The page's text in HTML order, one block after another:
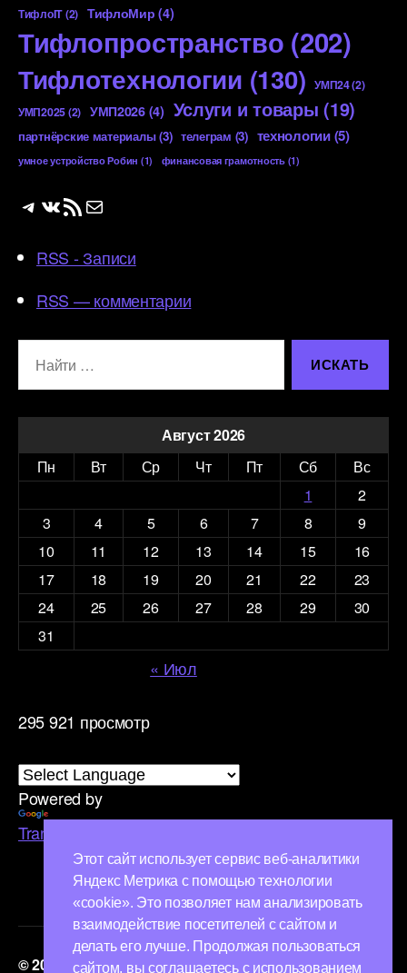
ТифлоIT(2) ТифлоМир (4)
Тифлопространство (202)
Тифлотехнологии (130) УМП24(2)
УМП2025(2) УМП2026(4) Услуги и товары (19)
партнёрские материалы(3) телеграм (3) технологии(5)
умное устройство Робин (1) финансовая грамотность(1)
Telegram
ВКонтакте
RSS-лентаПочта
RSS - Записи
RSS — комментарии
Август 2026
Пн
Вт Ср Чт Пт Сб
Вс
1
2
3
4 5 6 7 8
9
10
11 12 13 14 15
16
17
18 19 20 21 22
23
24
25 26 27 28 29
30
31
« Июл
295 921 просмотр
Powered by
Translate
© 2026 ТифлоМир Вверх
Этот сайт использует сервис веб-аналитики
Яндекс Метрика с помощью технологии
«cookie». Это позволяет нам анализировать
взаимодействие посетителей с сайтом и
делать его лучше. Продолжая пользоваться
сайтом, вы соглашаетесь с использованием